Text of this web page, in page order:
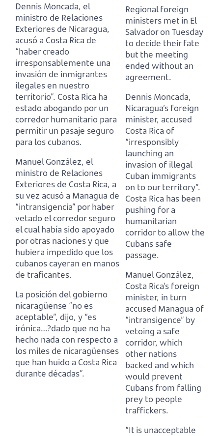
Dennis Moncada, el
ministro de Relaciones
Exteriores de Nicaragua,
acusó a Costa Rica de
“haber creado
irresponsablemente una
invasión de inmigrantes
ilegales en nuestro
territorio”. Costa Rica ha
estado abogando por un
corredor humanitario para
permitir un pasaje seguro
para los cubanos.
Manuel González, el
ministro de Relaciones
Exteriores de Costa Rica, a
su vez acusó a Managua de
“intransigencia” por haber
vetado el corredor seguro
el cual había sido apoyado
por otras naciones y que
hubiera impedido que los
cubanos cayeran en manos
de traficantes.
La posición del gobierno
nicaragüense “no es
aceptable”, dijo, y “es
irónica…?dado que no ha
hecho nada con respecto a
los miles de nicaragüenses
que han huido a Costa Rica
durante décadas”.
Regional foreign
ministers met in El
Salvador on Tuesday
to decide their fate
but the meeting
ended without an
agreement.
Dennis Moncada,
Nicaragua’s foreign
minister, accused
Costa Rica of
“irresponsibly
launching an
invasion of illegal
Cuban immigrants
on to our territory”.
Costa Rica has been
pushing for a
humanitarian
corridor to allow the
Cubans safe
passage.
Manuel González,
Costa Rica’s foreign
minister, in turn
accused Managua of
“intransigence” by
vetoing a safe
corridor, which
other nations
backed and which
would prevent
Cubans from falling
prey to people
traffickers.
“It is unacceptable